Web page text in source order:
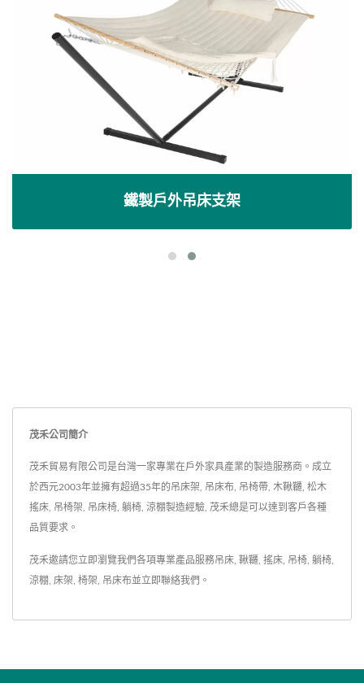
鐵製戶外吊床支架
茂禾公司簡介
茂禾貿易有限公司是台灣一家專業在戶外家具產業的製造服務商。成立
於西元2003年並擁有超過35年的吊床架, 吊床布, 吊椅帶, 木鞦韆, 松木
搖床, 吊椅架, 吊床椅, 躺椅, 涼棚製造經驗, 茂禾總是可以達到客戶各種
品質要求。
茂禾邀請您立即瀏覽我們各項專業產品服務吊床 鞦韆 搖床 吊椅 躺椅
涼棚 床架 椅架 吊床布並 立即聯絡我們 。